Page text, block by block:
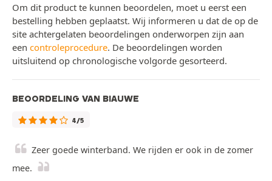
Om dit product te kunnen beoordelen, moet u eerst een
bestelling hebben geplaatst. Wij informeren u dat de op de
site achtergelaten beoordelingen onderworpen zijn aan
een controleprocedure. De beoordelingen worden
uitsluitend op chronologische volgorde gesorteerd.
BEOORDELING VAN BIAUWE
4/5
Zeer goede winterband. We rijden er ook in de zomer
mee.